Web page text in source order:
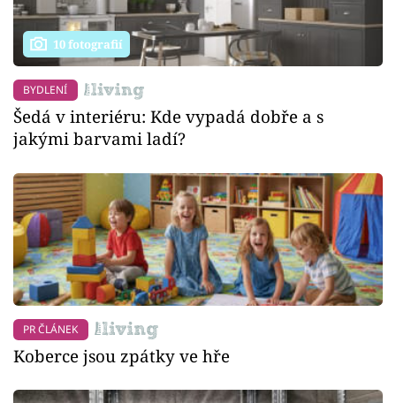
10 fotografií
BYDLENÍ
Šedá v interiéru: Kde vypadá dobře a s
jakými barvami ladí?
PR ČLÁNEK
Koberce jsou zpátky ve hře